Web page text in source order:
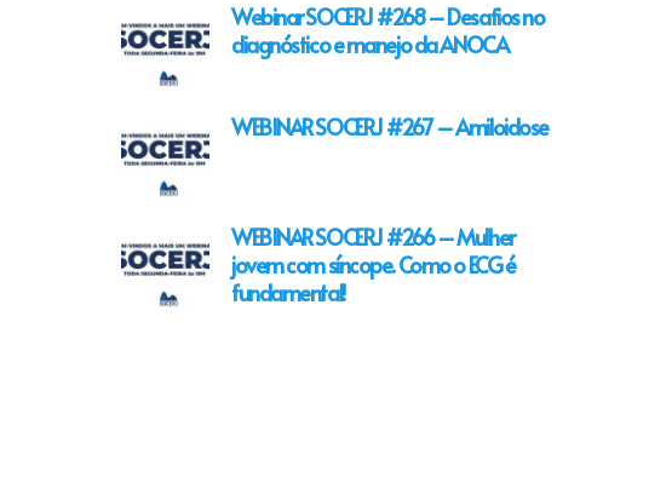
Webinar SOCERJ #268 – Desafios no
diagnóstico e manejo da ANOCA
WEBINAR SOCERJ #267 – Amiloidose
WEBINAR SOCERJ #266 – Mulher
jovem com síncope. Como o ECG é
fundamental!